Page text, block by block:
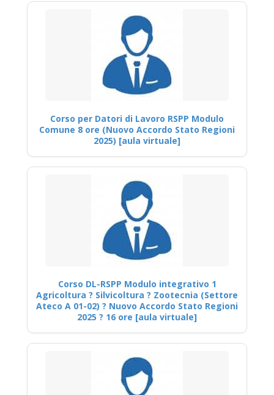
Corso per Datori di Lavoro RSPP Modulo
Comune 8 ore (Nuovo Accordo Stato Regioni
2025) [aula virtuale]
Corso DL-RSPP Modulo integrativo 1
Agricoltura ? Silvicoltura ? Zootecnia (Settore
Ateco A 01-02) ? Nuovo Accordo Stato Regioni
2025 ? 16 ore [aula virtuale]